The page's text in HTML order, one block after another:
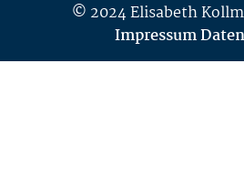
© 2024 Elisabeth
Impressum